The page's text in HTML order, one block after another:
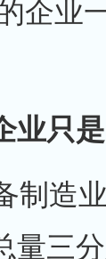
企业
业只
造业
量三